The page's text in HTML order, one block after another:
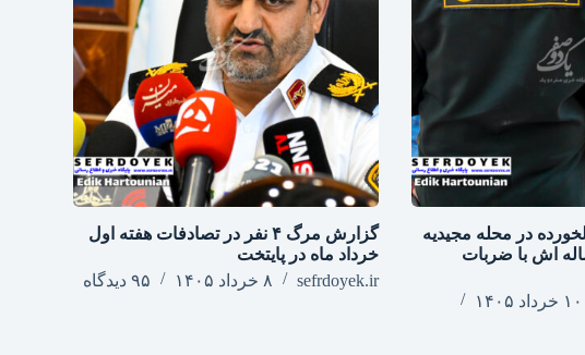
در محله مجیدیه
پسر ۱۷ ساله اش با ضربات
۱۰ خرداد ۱۴۰۵
گزارش مرگ ۴ نفر در تصادفات هفته اول
خرداد ماه در پایتخت
sefrdoyek.ir
۸ خرداد ۱۴۰۵ ۹۵ دیدگاه